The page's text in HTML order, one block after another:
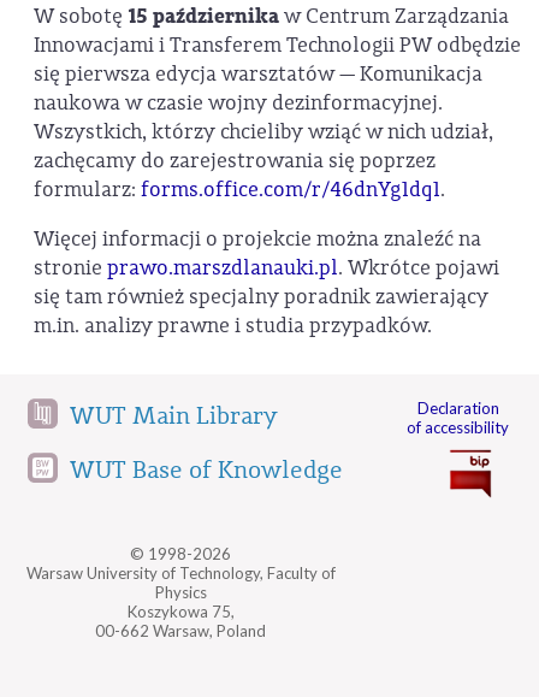
W sobotę 15 październikaw Centrum Zarządzania
Innowacjami i Transferem Technologii PW odbędzie
się pierwsza edycja warsztatów — Komunikacja
naukowa w czasie wojny dezinformacyjnej.
Wszystkich, którzy chcieliby wziąć w nich udział,
zachęcamy do zarejestrowania się poprzez
formularz: forms.office.com/r/46dnYg1dq1.
Więcej informacji o projekcie można znaleźć na
stronie prawo.marszdlanauki.pl. Wkrótce pojawi
się tam również specjalny poradnik zawierający
m.in. analizy prawne i studia przypadków.
WUT Main Library
WUT Base of Knowledge
© 1998-2026
Warsaw University of Technology, Faculty of
Physics
Koszykowa 75,
00-662 Warsaw, Poland
Declaration
of accessibility